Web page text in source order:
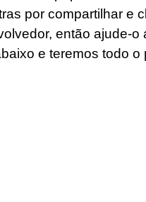
por compartilhar e
então ajude-o
e teremos todo o